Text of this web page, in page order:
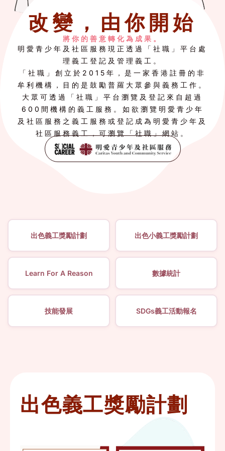
改變，由你開始
將你的善意轉化為成果。
明愛青少年及社區服務現正透過「社職」平台處
理義工登記及管理義工。
「社職」創立於2015年，是一家香港註冊的非
牟利機構，目的是鼓勵普羅大眾參與義務工作。
大眾可透過「社職」平台瀏覽及登記來自超過
600間機構的義工服務。如欲瀏覽明愛青少年
及社區服務之義工服務或登記成為明愛青少年及
社區服務義工，可瀏覽「社職」網站。
出色義工獎勵計劃 出色小義工獎勵計劃
Learn For A Reason 數據統計
技能發展 SDGs義工活動報名
出色義工獎勵計劃